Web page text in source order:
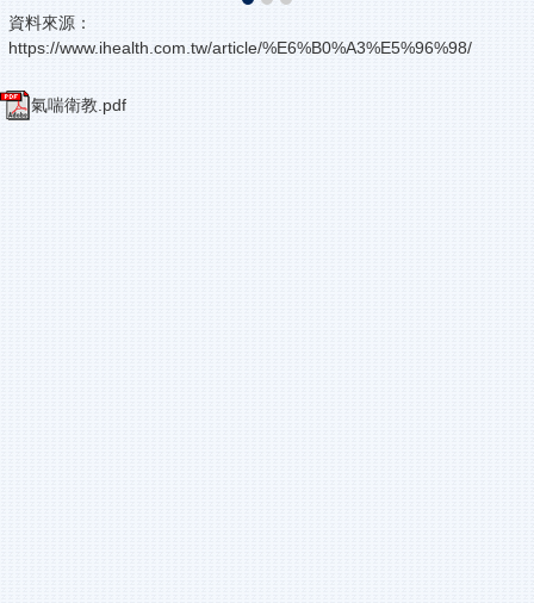
資料來源：
https://www.ihealth.com.tw/article/%E6%B0%A3%E5%96%98/
氣喘衛教.pdf